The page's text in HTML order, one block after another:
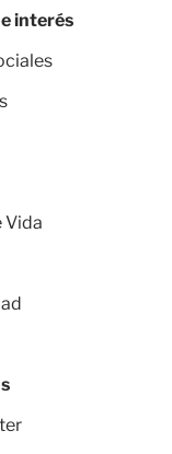
interés
Vida